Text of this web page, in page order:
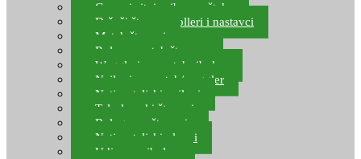
Gume i sitni pribor za šteku
Držači štapova rolleri i nastavci
Match štapovi
Role za match štapove
Waggleri za match ribolov
Najloni za match/waggler
Natjecateljski najloni
Teleskopski štapovi
Bolognese štapovi
Natjecateljski plovci
Udice za ribolov